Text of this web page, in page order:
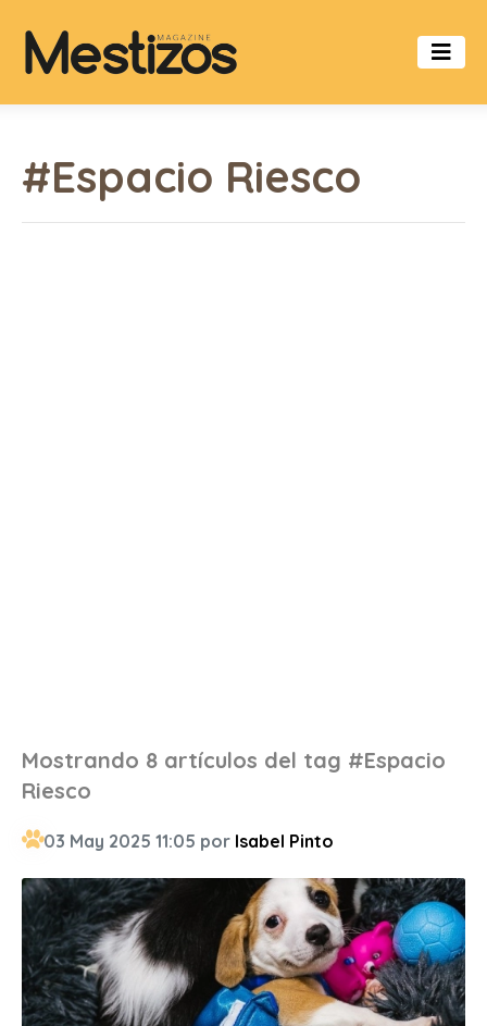
#Espacio Riesco
Mostrando 8 artículos del tag #Espacio
Riesco
03 May 2025 11:05 por Isabel Pinto